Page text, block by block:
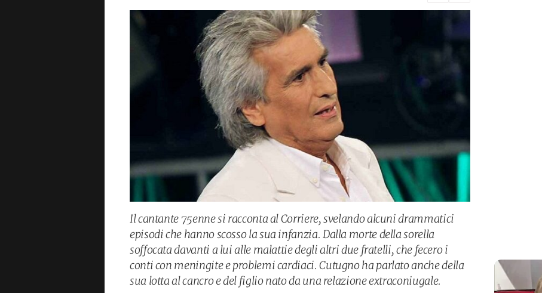
Il cantante 75enne si racconta al Corriere, svelando alcuni drammatici
episodi che hanno scosso la sua infanzia. Dalla morte della sorella
soffocata davanti a lui alle malattie degli altri due fratelli, che fecero i
conti con meningite e problemi cardiaci. Cutugno ha parlato anche della
sua lotta al cancro e del figlio nato da una relazione extraconiugale.